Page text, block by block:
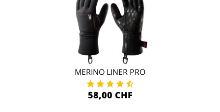
MERINO LINER PRO
58,00 CHF